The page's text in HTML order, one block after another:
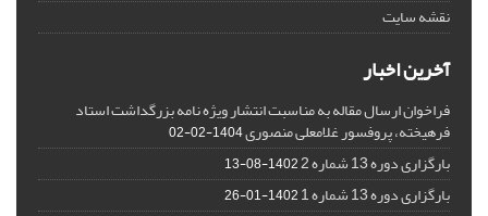
نقشه سایت
آخرین اخبار
فراخوان ارسال مقاله به مناسبت انتشار ویژه نامه بزرگداشت استاد
فرهیخته، پروفسور غلامعلی منصوری1404-02-02
بارگزاری دوره 13 شماره 2 1402-08-13
بارگزاری دوره 13 شماره 1 1402-01-26